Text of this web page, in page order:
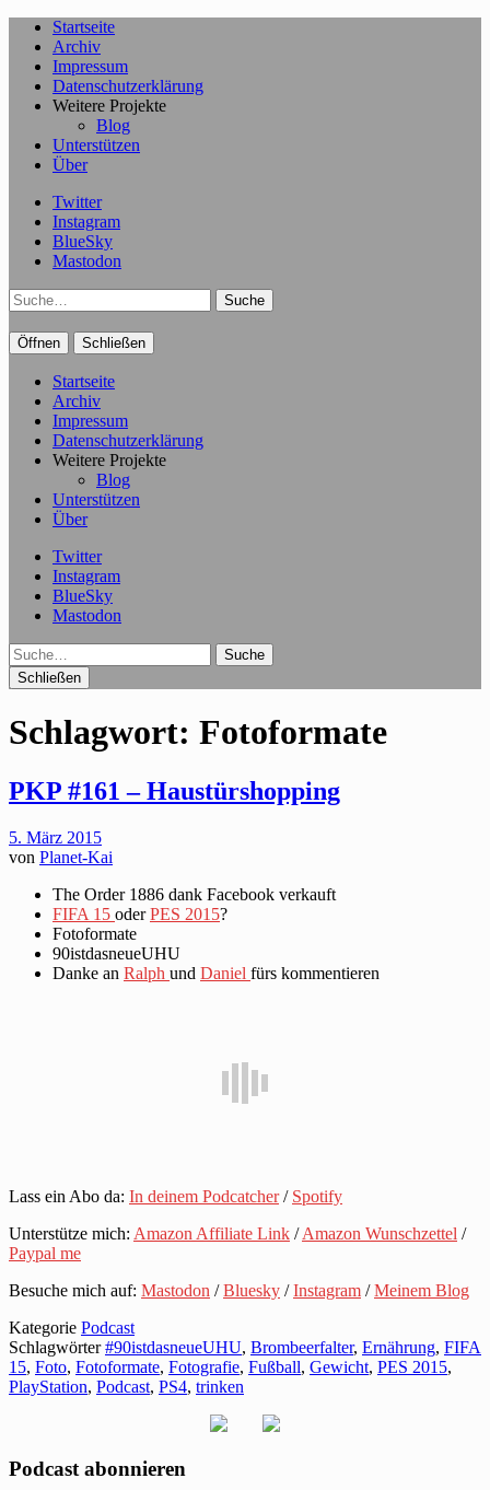
Startseite
Archiv
Impressum
Datenschutzerklärung
Weitere Projekte
Blog
Unterstützen
Über
Twitter
Instagram
BlueSky
Mastodon
Suche
Öffnen Schließen
Startseite
Archiv
Impressum
Datenschutzerklärung
Weitere Projekte
Blog
Unterstützen
Über
Twitter
Instagram
BlueSky
Mastodon
Suche
Schließen
Schlagwort: Fotoformate
PKP #161 – Haustürshopping
5. März 2015
von Planet-Kai
The Order 1886 dank Facebook verkauft
FIFA 15 oderPES 2015?
Fotoformate
90istdasneueUHU
Danke an Ralph und Daniel fürs kommentieren
Lass ein Abo da: In deinem Podcatcher/ Spotify
Unterstütze mich: Amazon Affiliate Link /Amazon Wunschzettel /
Paypal me
Besuche mich auf: Mastodon /Bluesky /Instagram /Meinem Blog
Kategorie Podcast
Schlagwörter#90istdasneueUHU, Brombeerfalter, Ernährung, FIFA
15, Foto, Fotoformate, Fotografie, Fußball, Gewicht, PES 2015,
PlayStation, Podcast, PS4, trinken
Podcast abonnieren